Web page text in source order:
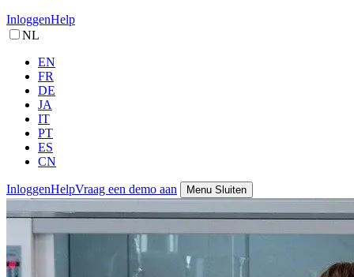
InloggenHelp
NL
EN
FR
DE
JA
IT
PT
ES
CN
InloggenHelpVraag een demo aan Menu Sluiten